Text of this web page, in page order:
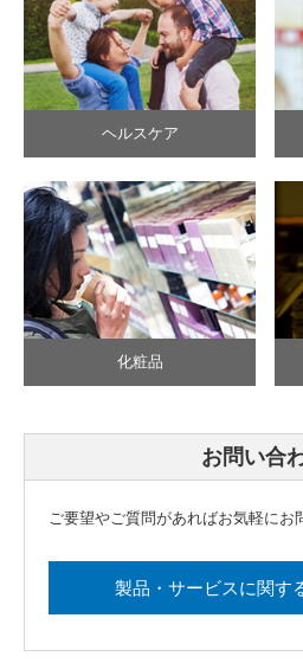
ヘルスケア
化粧品
お問い合
ご要望やご質問があればお気軽にお
製品・サービスに関す